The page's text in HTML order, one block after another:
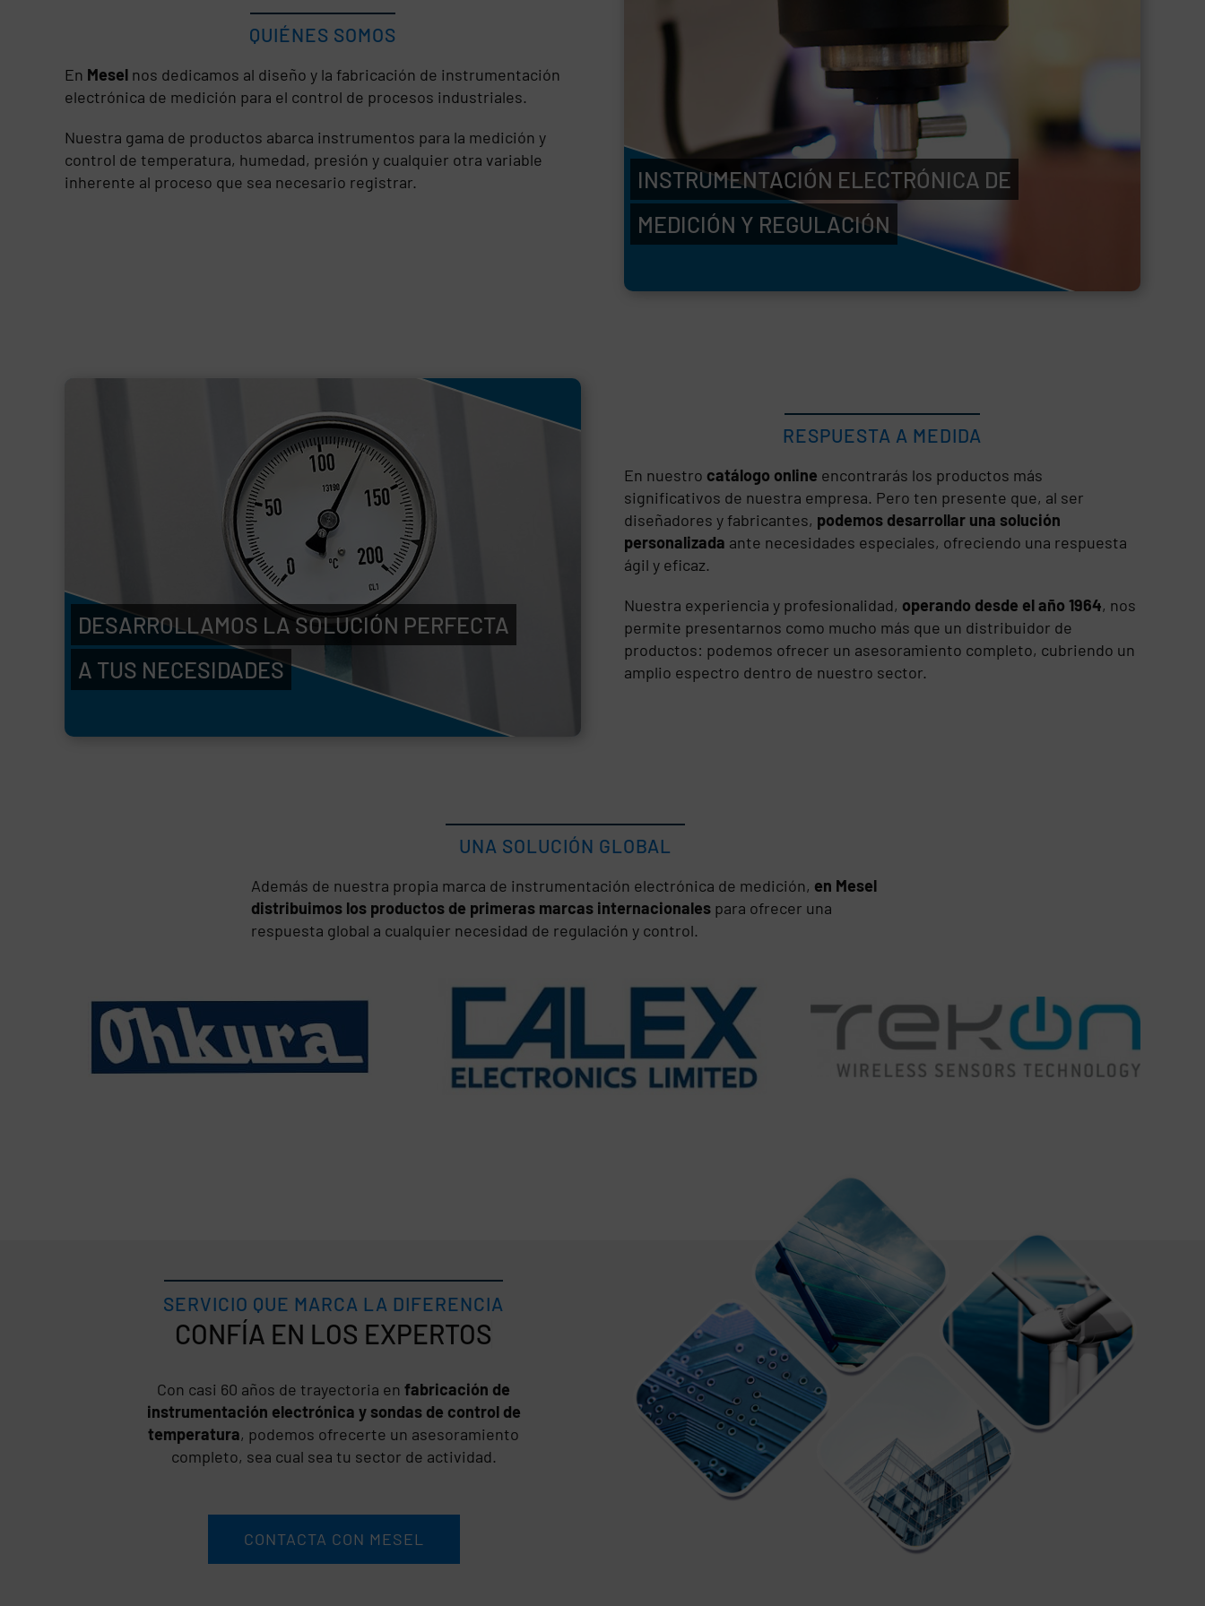
QUIÉNES SOMOS
En Mesel nos dedicamos al diseño y la fabricación de instrumentación
electrónica de medición para el control de procesos industriales.
Nuestra gama de productos abarca instrumentos para la medición y
control de temperatura, humedad, presión y cualquier otra variable
inherente al proceso que sea necesario registrar.
INSTRUMENTACIÓN ELECTRÓNICA DE
MEDICIÓN Y REGULACIÓN
DESARROLLAMOS LA SOLUCIÓN PERFECTA
A TUS NECESIDADES
RESPUESTA A MEDIDA
En nuestro catálogo online encontrarás los productos más
significativos de nuestra empresa. Pero ten presente que, al ser
diseñadores y fabricantes, podemos desarrollar una solución
personalizada ante necesidades especiales, ofreciendo una respuesta
ágil y eficaz.
Nuestra experiencia y profesionalidad, operando desde el año 1964, nos
permite presentarnos como mucho más que un distribuidor de
productos: podemos ofrecer un asesoramiento completo, cubriendo un
amplio espectro dentro de nuestro sector.
UNA SOLUCIÓN GLOBAL
Además de nuestra propia marca de instrumentación electrónica de medición, en Mesel
distribuimos los productos de primeras marcas internacionalespara ofrecer una
respuesta global a cualquier necesidad de regulación y control.
SERVICIO QUE MARCA LA DIFERENCIA
CONFÍA
Con casi 60 años de trayectoria en fabricación de
instrumentación electrónica y sondas de control de
temperatura, podemos ofrecerte un asesoramiento
completo, sea cual sea tu sector de actividad.
CONTACTA CON MESEL